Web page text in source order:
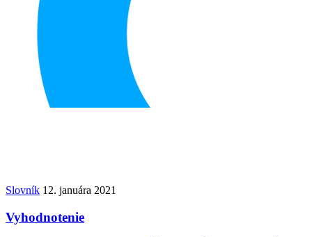
Slovník 12. januára 2021
Vyhodnotenie